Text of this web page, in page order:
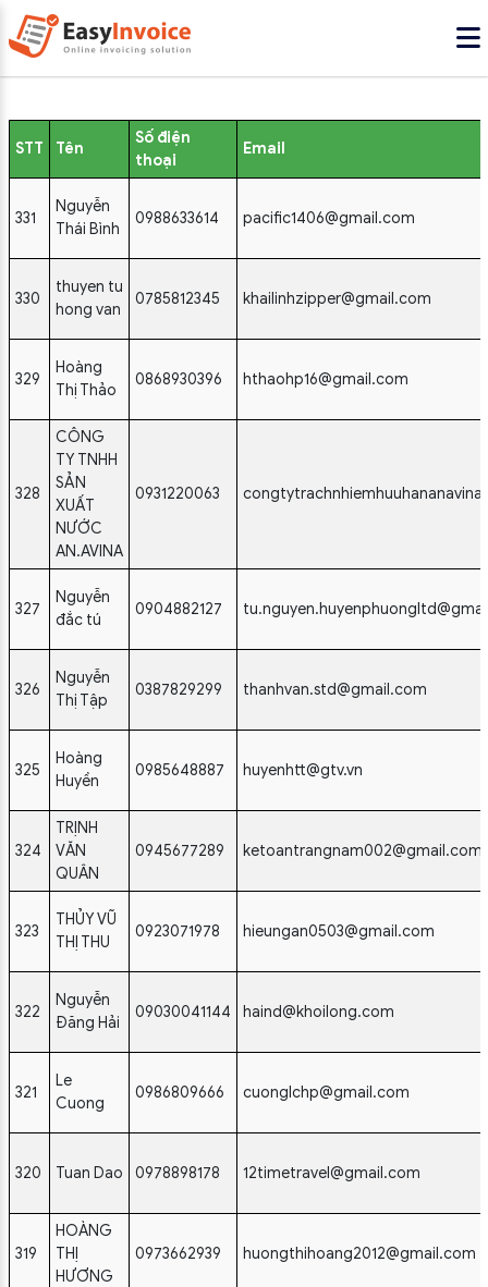
STT Tên
Số điện
thoại
Email
331
Nguyễn
Thái Bình
0988633614 pacific1406@gmail.com
330
thuyen tu
hong van
0785812345 khailinhzipper@gmail.com
329
Hoàng
Thị Thảo
0868930396 hthaohp16@gmail.com
328
CÔNG
TY TNHH
SẢN
XUẤT
NƯỚC
AN.AVINA
0931220063
327
Nguyễn
đắc tú
0904882127
326
Nguyễn
Thị Tập
0387829299 thanhvan.std@gmail.com
325
Hoàng
Huyền
0985648887 huyenhtt@gtv.vn
324
TRỊNH
VĂN
QUÂN
0945677289 ketoantrangnam002@gmail.com
323
THỦY VŨ
THỊ THU
0923071978 hieungan0503@gmail.com
322
Nguyễn
Đăng Hải
09030041144 haind@khoilong.com
321
Le
Cuong
0986809666 cuonglchp@gmail.com
320 Tuan Dao 0978898178 12timetravel@gmail.com
319
HOÀNG
THỊ
HƯƠNG
0973662939 huongthihoang2012@gmail.com